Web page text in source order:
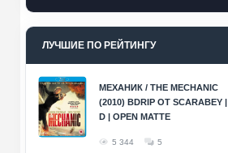
ЛУЧШИЕ ПО РЕЙТИНГУ
МЕХАНИК / THE MECHANIC
(2010) BDRIP ОТ SCARABEY |
D | OPEN MATTE
5 344 5